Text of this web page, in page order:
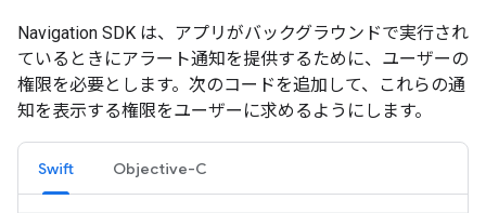
Navigation SDK は、アプリがバックグラウンドで実行され
ているときにアラート通知を提供するために、ユーザーの
権限を必要とします。次のコードを追加して、これらの通
知を表示する権限をユーザーに求めるようにします。
Swift Objective-C